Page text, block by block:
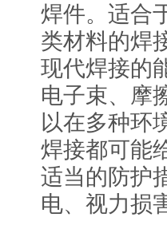
焊件。适合
类材料的焊
现代焊接的
电子束、摩
以在多种环
焊接都可能
适当的防护
电、视力损